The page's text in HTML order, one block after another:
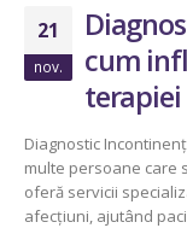
21
nov.
cum
terapiei
Diagnostic
multe persoane care
oferă servicii
afecțiuni, ajutând